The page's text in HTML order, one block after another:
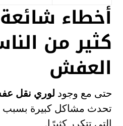
أخطاء
كثير من
العفش
حتى مع وجود لوري نقل
تحدث مشاكل كبيرة بسبب
التي تتكرر كثيرًا.